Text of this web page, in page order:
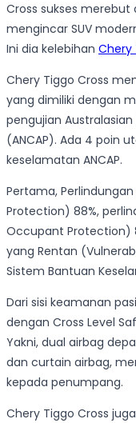
Cross sukses
mengincar SUV
Ini dia kelebihan Chery
Chery Tiggo Cross
yang dimiliki dengan
pengujian
(ANCAP). Ada 4 poin
keselamatan ANCAP.
Pertama,
Protection) 88%,
Occupant Protection)
yang Rentan
Sistem Bantuan
Dari sisi keamanan
dengan Cross Level
Yakni, dual airbag
dan curtain airbag,
kepada penumpang.
Chery Tiggo Cross